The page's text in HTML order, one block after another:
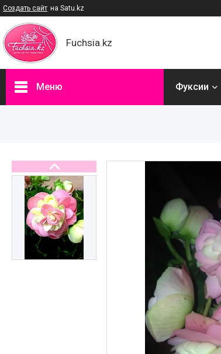
Создать сайт на Satu.kz
Fuchsia.kz
Меню Фуксии